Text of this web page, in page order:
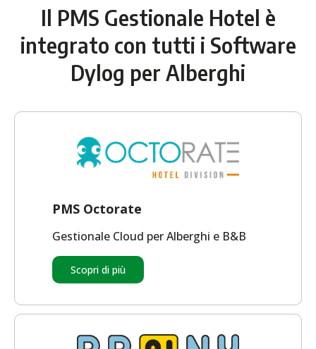
Il PMS Gestionale Hotel è
integrato con tutti i Software
Dylog per Alberghi
PMS Octorate
Gestionale Cloud per Alberghi e B&B
Scopri di più